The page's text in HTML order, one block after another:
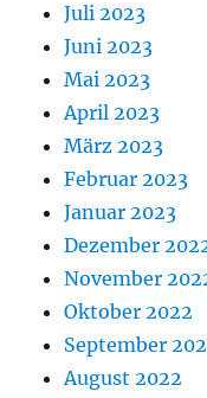
Juli 2023
Juni 2023
Mai 2023
April 2023
März 2023
Februar 2023
Januar 2023
Dezember
November
Oktober 2022
September
August 2022